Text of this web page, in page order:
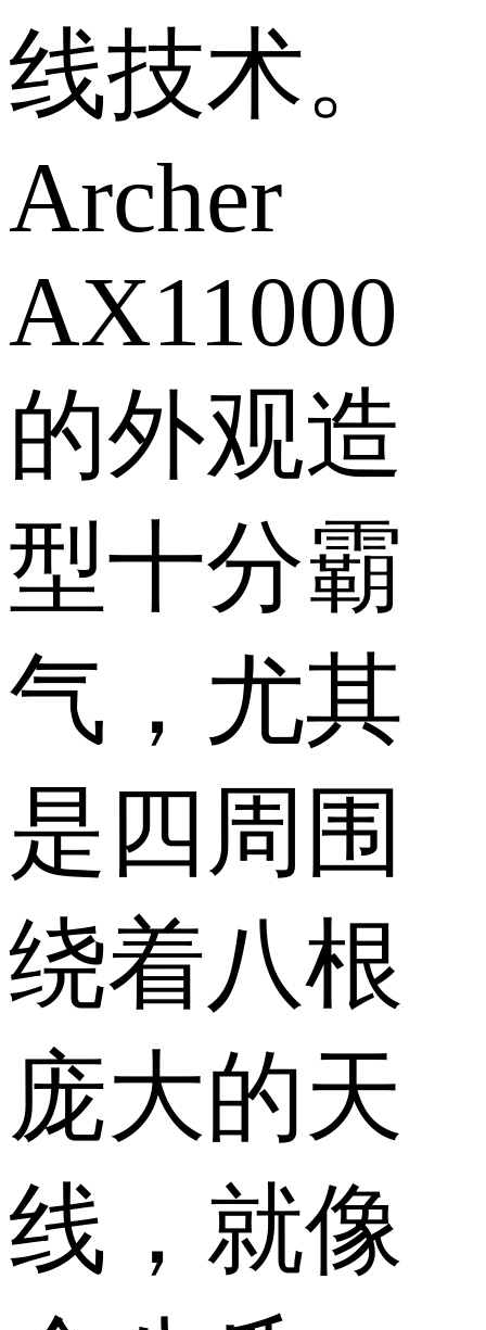
线技术。
Archer
AX11000
的外观造
型十分霸
气，尤其
是四周围
绕着八根
庞大的天
线，就像